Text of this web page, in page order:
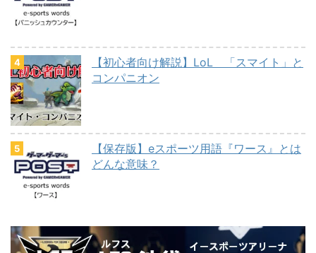
【初心者向け解説】LoL 「スマイト」と
コンパニオン
【保存版】eスポーツ用語『ワース』とは
どんな意味？